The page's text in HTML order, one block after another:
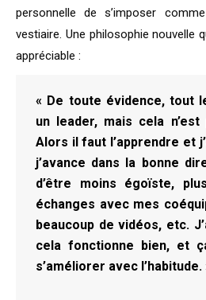
personnelle de s’imposer
vestiaire. Une philosophie nouvelle
appréciable :
« De toute évidence, tout
un leader, mais cela
Alors il faut l’apprendre et
j’avance dans la bonne
d’être moins égoïste,
échanges avec mes
beaucoup de vidéos, etc.
cela fonctionne bien, et
s’améliorer avec l’habitude.